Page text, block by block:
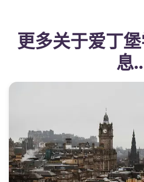
更多关于爱丁
息